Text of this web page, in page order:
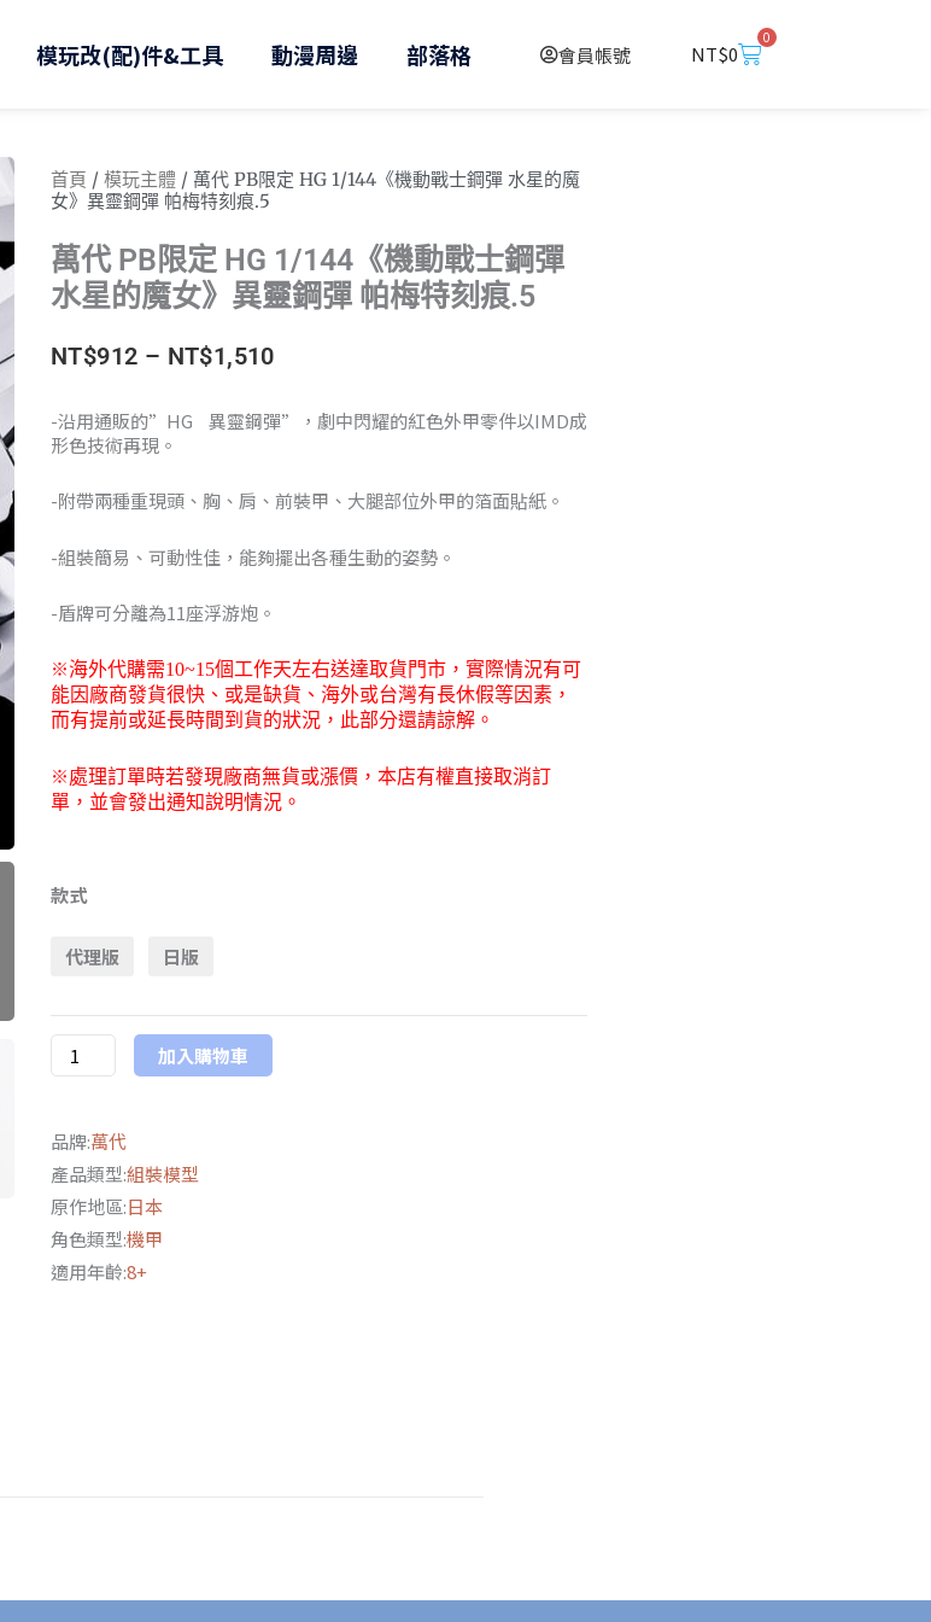
模玩改(配)件&工具 動漫周邊 部落格 會員帳號 NT$0
0
購
物
首頁 / 模玩主體 / 萬代 PB限定 HG 1/144《機動戰士鋼彈 水星的魔
女》異靈鋼彈 帕梅特刻痕.5
萬代 PB限定 HG 1/144《機動戰士鋼彈
水星的魔女》異靈鋼彈 帕梅特刻痕.5
NT$912 – NT$1,510價
圍：
NT$912
-沿用通販的”HG 異靈鋼彈”，劇中閃耀的紅色外甲零件以IMD成
形色技術再現。
-附帶兩種重現頭、胸、肩、前裝甲、大腿部位外甲的箔面貼紙。
-組裝簡易、可動性佳，能夠擺出各種生動的姿勢。
-盾牌可分離為11座浮游炮。
※海外代購需10~15個工作天左右送達取貨門市， 實際情況有可
能因廠商發貨很快、或是缺貨、海外或台灣有長休假等因素，
而有提前或延長時間到貨的狀況，此部分還請諒解。
※處理訂單時若發現廠商無貨或漲價，本店有權直接取消訂
單，並會發出通知說明情況。
款式
代理版 日版
代
限
HG
1/144《機
士
鋼
彈
水
星
加入購物車
品牌:萬代
產品類型:組裝模型
原作地區:日本
角色類型:機甲
適用年齡:8+